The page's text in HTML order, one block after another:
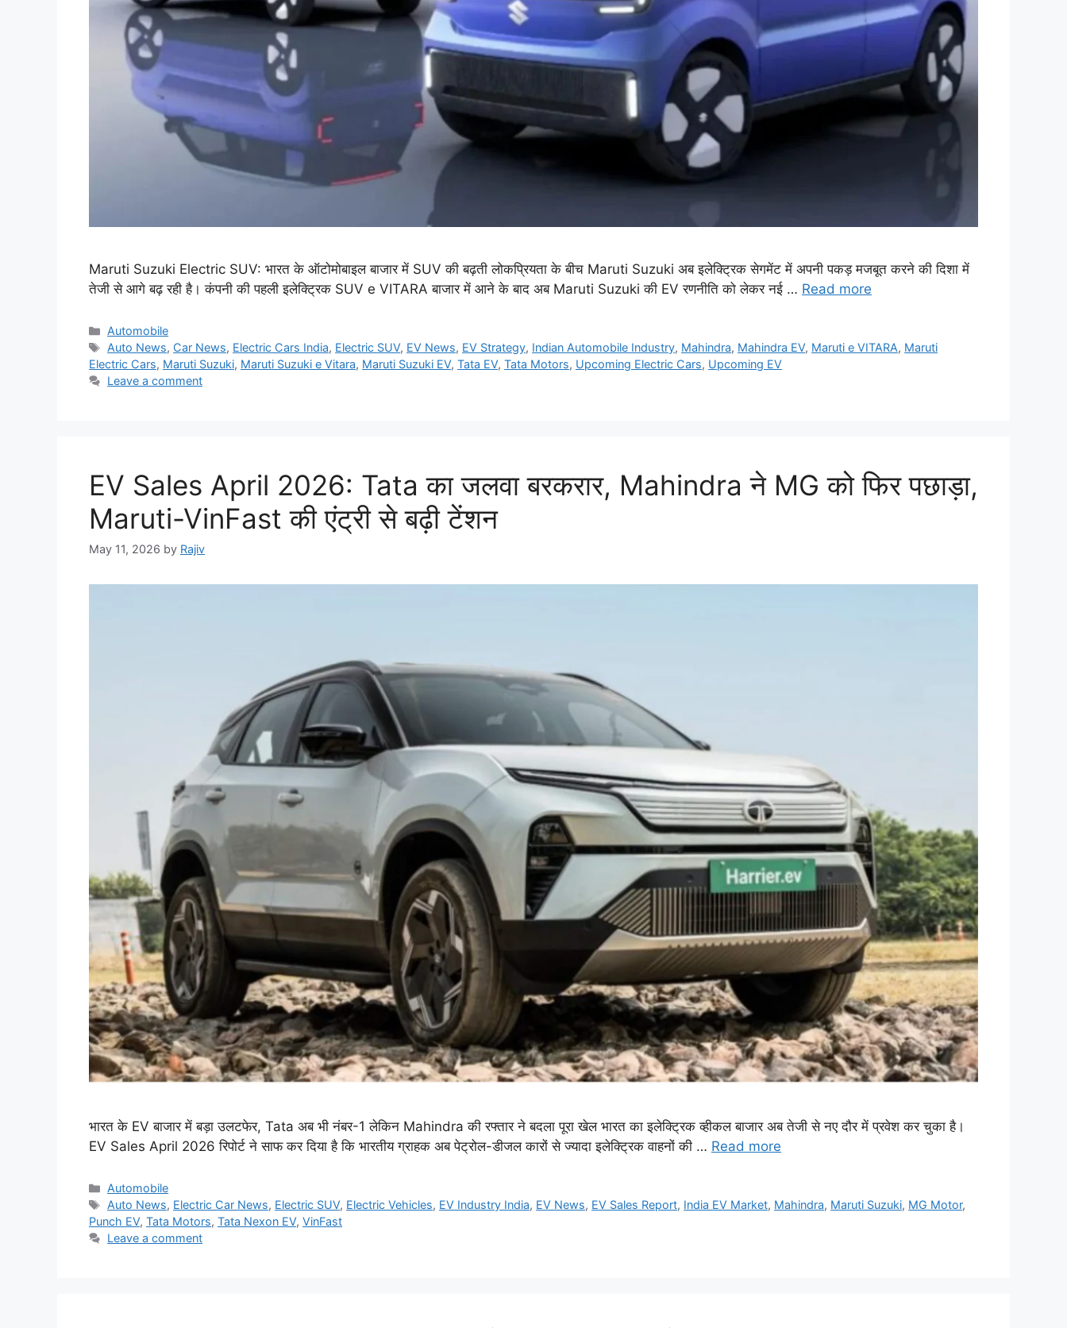
Maruti Suzuki Electric SUV: भारत के ऑटोमोबाइल बाजार में SUV की बढ़ती लोकप्रियता के बीच Maruti Suzuki अब इलेक्ट्रिक सेगमेंट में अपनी पकड़ मजबूत करने की दिशा में
तेजी से आगे बढ़ रही है। कंपनी की पहली इलेक्ट्रिक SUV e VITARA बाजार में आने के बाद अब Maruti Suzuki की EV रणनीति को लेकर नई … Read more
Categories
Automobile
Tags
Auto News, Car News, Electric Cars India, Electric SUV, EV News, EV Strategy, Indian Automobile Industry, Mahindra, Mahindra EV, Maruti e VITARA, Maruti
Electric Cars, Maruti Suzuki, Maruti Suzuki e Vitara, Maruti Suzuki EV, Tata EV, Tata Motors, Upcoming Electric Cars, Upcoming EV
Leave a comment
EV Sales April 2026: Tata का जलवा बरकरार, Mahindra ने MG को फिर पछाड़ा,
Maruti-VinFast की एंट्री से बढ़ी टेंशन
May 11, 2026 by Rajiv
भारत के EV बाजार में बड़ा उलटफेर, Tata अब भी नंबर-1 लेकिन Mahindra की रफ्तार ने बदला पूरा खेल भारत का इलेक्ट्रिक व्हीकल बाजार अब तेजी से नए दौर में प्रवेश कर चुका है।
EV Sales April 2026 रिपोर्ट ने साफ कर दिया है कि भारतीय ग्राहक अब पेट्रोल-डीजल कारों से ज्यादा इलेक्ट्रिक वाहनों की … Read more
Categories
Automobile
Tags
Auto News, Electric Car News, Electric SUV, Electric Vehicles, EV Industry India, EV News, EV Sales Report, India EV Market, Mahindra, Maruti Suzuki, MG Motor,
Punch EV, Tata Motors, Tata Nexon EV, VinFast
Leave a comment